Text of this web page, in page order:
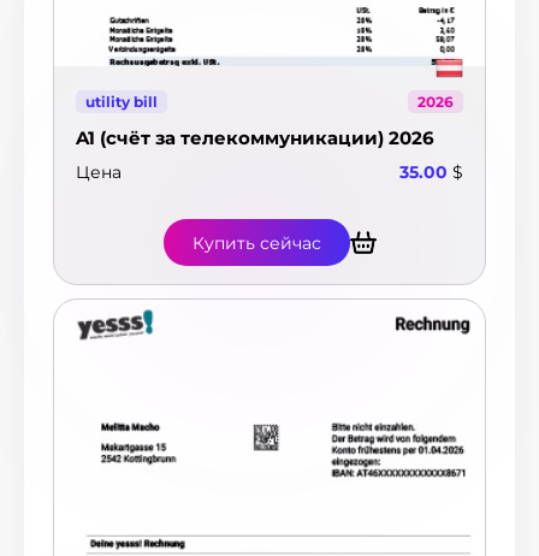
utility bill 2026
A1 (счёт за телекоммуникации) 2026
Цена 35.00 $
Купить сейчас